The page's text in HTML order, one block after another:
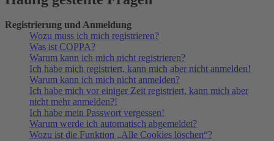
Registrierung und Anmeldung
Wozu muss ich mich registrieren?
Was ist COPPA?
Warum kann ich mich nicht registrieren?
Ich habe mich registriert, kann mich aber nicht anmelden!
Warum kann ich mich nicht anmelden?
Ich habe mich vor einiger Zeit registriert, kann mich aber
nicht mehr anmelden?!
Ich habe mein Passwort vergessen!
Warum werde ich automatisch abgemeldet?
Wozu ist die Funktion „Alle Cookies löschen“?